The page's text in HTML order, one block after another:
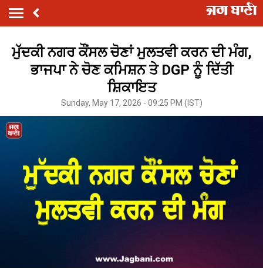
ਮੁੱਦਕੀ ਨਗਰ ਕੌਂਸਲ ਚੋਣਾਂ ਮੁਲਤਵੀ ਕਰਨ ਦੀ ਮੰਗ,
ਭਾਜਪਾ ਨੇ ਚੋਣ ਕਮਿਸ਼ਨ ਤੇ DGP ਨੂੰ ਦਿੱਤੀ
ਸ਼ਿਕਾਇਤ
Sunday, May 17, 2026 - 09:25 PM (IST)